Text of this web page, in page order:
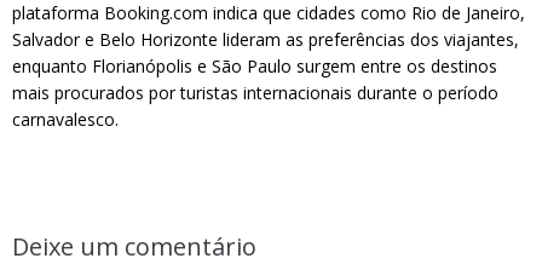
plataforma Booking.com indica que cidades como Rio de Janeiro,
Salvador e Belo Horizonte lideram as preferências dos viajantes,
enquanto Florianópolis e São Paulo surgem entre os destinos
mais procurados por turistas internacionais durante o período
carnavalesco.
Deixe um comentário